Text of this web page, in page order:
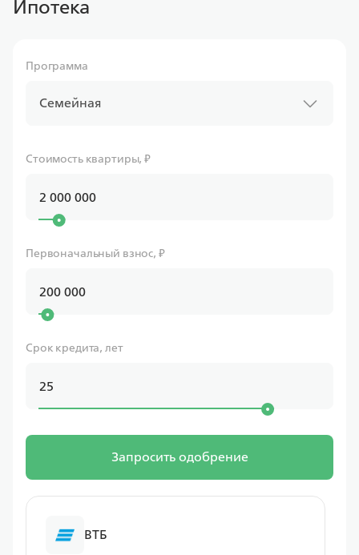
Ипотека
Программа
Семейная
Стоимость квартиры, ₽
Первоначальный взнос, ₽
Срок кредита, лет
Запросить одобрение
ВТБ